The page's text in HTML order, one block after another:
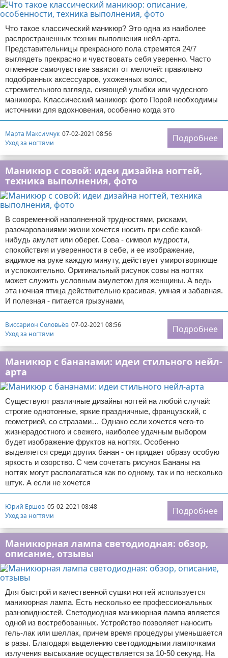
Что такое классический маникюр? Это одна из наиболее
распространенных техник выполнения нейл-арта.
Представительницы прекрасного пола стремятся 24/7
выглядеть прекрасно и чувствовать себя уверенно. Часто
отменное самочувствие зависит от мелочей: правильно
подобранных аксессуаров, ухоженных волос,
стремительного взгляда, сияющей улыбки или чудесного
маникюра. Классический маникюр: фото Порой необходимы
источники для вдохновения, особенно когда это
Марта Максимчук 07-02-2021 08:56
Уход за ногтями
Подробнее
Маникюр с совой: идеи дизайна ногтей,
техника выполнения, фото
В современной наполненной трудностями, рисками,
разочарованиями жизни хочется носить при себе какой-
нибудь амулет или оберег. Сова - символ мудрости,
спокойствия и уверенности в себе, и ее изображение,
видимое на руке каждую минуту, действует умиротворяюще
и успокоительно. Оригинальный рисунок совы на ногтях
может служить условным амулетом для женщины. А ведь
эта ночная птица действительно красивая, умная и забавная.
И полезная - питается грызунами,
Виссарион Соловьёв 07-02-2021 08:56
Уход за ногтями
Подробнее
Маникюр с бананами: идеи стильного нейл-
арта
Существуют различные дизайны ногтей на любой случай:
строгие однотонные, яркие праздничные, французский, с
геометрией, со стразами… Однако если хочется чего-то
жизнерадостного и свежего, наиболее удачным выбором
будет изображение фруктов на ногтях. Особенно
выделяется среди других банан - он придает образу особую
яркость и озорство. С чем сочетать рисунок Бананы на
ногтях могут располагаться как по одному, так и по несколько
штук. А если не хочется
Юрий Ершов 05-02-2021 08:48
Уход за ногтями
Подробнее
Маникюрная лампа светодиодная: обзор,
описание, отзывы
Для быстрой и качественной сушки ногтей используется
маникюрная лампа. Есть несколько ее профессиональных
разновидностей. Светодиодная маникюрная лампа является
одной из востребованных. Устройство позволяет наносить
гель-лак или шеллак, причем время процедуры уменьшается
в разы. Благодаря выделению светодиодными лампочками
излучения высыхание осуществляется за 10-50 секунд. На